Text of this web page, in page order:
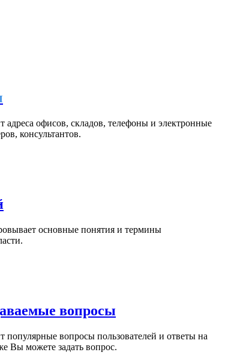
адреса офисов, складов, телефоны и электронные
консультантов.
основные понятия и термины
вопросы
популярные вопросы пользователей и ответы на
Вы можете задать вопрос.